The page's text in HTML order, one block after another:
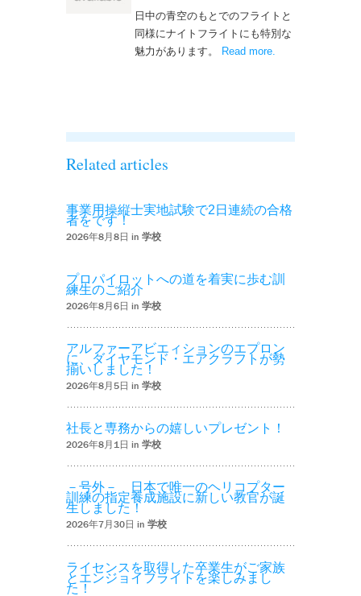
日中の青空のもとでのフライトと
同様にナイトフライトにも特別な
魅力があります。
Read more– ‘ナイトフライト
.
Related articles
事業用操縦士実地試験で2日連続の合格
者をです！
2026年8月8日 in 学校
プロパイロットへの道を着実に歩む訓
練生のご紹介
2026年8月6日 in 学校
アルファーアビエィションのエプロン
に、ダイヤモンド・エアクラフトが勢
揃いしました！
2026年8月5日 in 学校
社長と専務からの嬉しいプレゼント！
2026年8月1日 in 学校
－号外－ 日本で唯一のヘリコプター
訓練の指定養成施設に新しい教官が誕
生しました！
2026年7月30日 in 学校
ライセンスを取得した卒業生がご家族
とエンジョイフライトを楽しみまし
た！